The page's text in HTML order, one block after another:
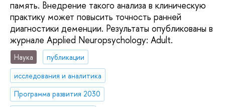
память. Внедрение такого анализа в клиническую
практику может повысить точность ранней
диагностики деменции. Результаты опубликованы в
журнале Applied Neuropsychology: Adult.
Наука
публикации
исследования и аналитика
Программа развития 2030